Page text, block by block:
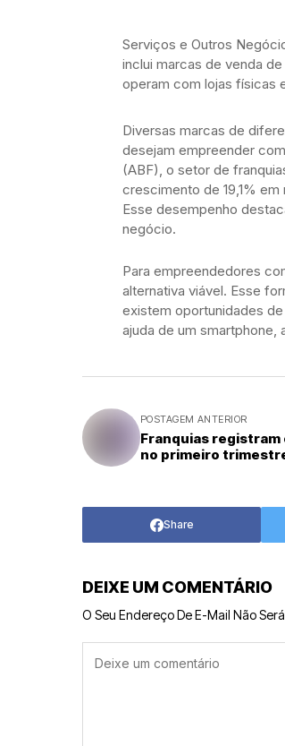
Serviços e Outros
inclui marcas de venda
operam com lojas físicas
Diversas marcas de
desejam empreender
(ABF), o setor de
crescimento de 19,1%
Esse desempenho
negócio.
Para empreendedores
alternativa viável. Esse
existem oportunidades
ajuda de um
POSTAGEM ANTERIOR
Franquias registram
no primeiro
Share
DEIXE UM COMENTÁRIO
O Seu Endereço De E-Mail Não